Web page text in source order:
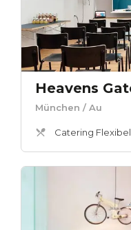
München / Au
Catering Flexibel